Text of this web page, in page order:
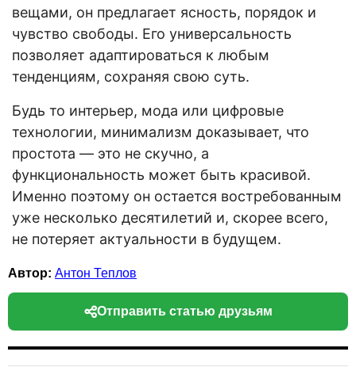
вещами, он предлагает ясность, порядок и
чувство свободы. Его универсальность
позволяет адаптироваться к любым
тенденциям, сохраняя свою суть.
Будь то интерьер, мода или цифровые
технологии, минимализм доказывает, что
простота — это не скучно, а
функциональность может быть красивой.
Именно поэтому он остается востребованным
уже несколько десятилетий и, скорее всего,
не потеряет актуальности в будущем.
Автор: Антон Теплов
Отправить статью друзьям